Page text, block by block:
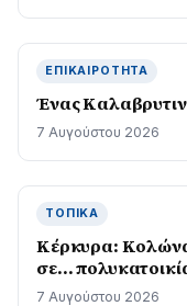
ΕΠΙΚΑΙΡΌΤΗΤΑ
Ένας
7 Αυγούστου 2026
ΤΟΠΙΚΆ
Κέρκυρα:
σε…
7 Αυγούστου 2026